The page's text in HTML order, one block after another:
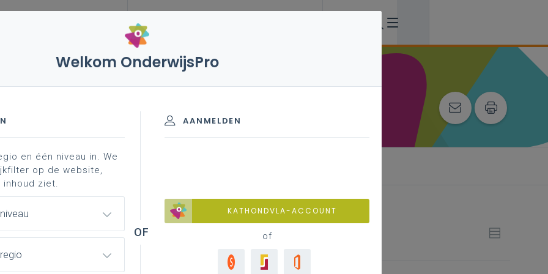
vakken en leerplannen 2de graad
lessuggest ...
achtergrond
de hand van een manga
Welkom OnderwijsPro
AANMELDEN
KATHONDVLA-ACCOUNT
of
en één niveau in. We
op de website,
ziet.